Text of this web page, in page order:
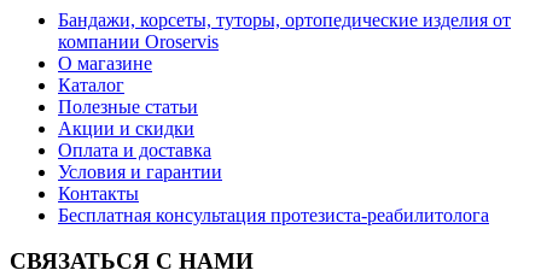
Бандажи, корсеты, туторы, ортопедические изделия от
компании Oroservis
О магазине
Каталог
Полезные статьи
Акции и скидки
Оплата и доставка
Условия и гарантии
Контакты
Бесплатная консультация протезиста-реабилитолога
СВЯЗАТЬСЯ С НАМИ